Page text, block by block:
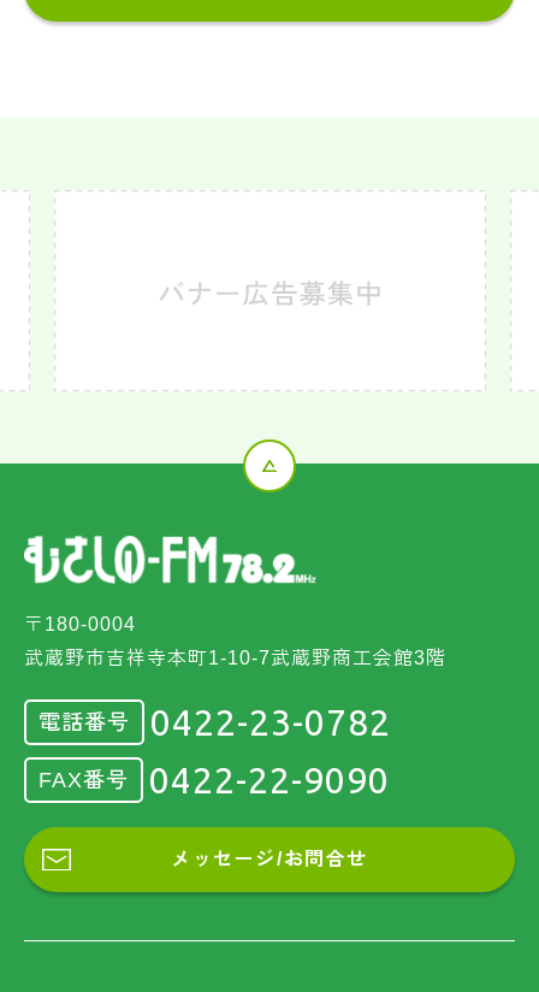
〒180-0004
武蔵野市吉祥寺本町1-10-7武蔵野商工会館3階
電話番号 0422-23-0782
FAX番号 0422-22-9090
メッセージ/お問合せ